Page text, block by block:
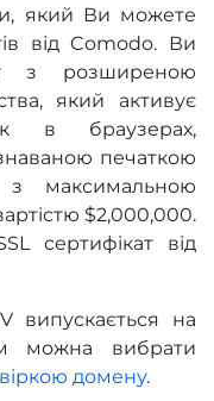
який Ви можете
від Comodo. Ви
з розширеною
який активує
в браузерах,
печаткою
максимальною
$2,000,000.
сертифікат від
випускається на
можна вибрати
домену.